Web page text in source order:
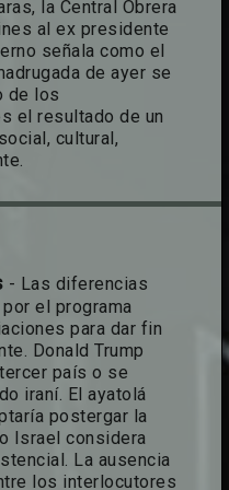
la Central Obrera
al ex presidente
señala como el
de ayer se
de los
el resultado de un
cultural,
- Las diferencias
el programa
para dar fin
Donald Trump
país o se
iraní. El ayatolá
postergar la
Israel considera
La ausencia
los interlocutores